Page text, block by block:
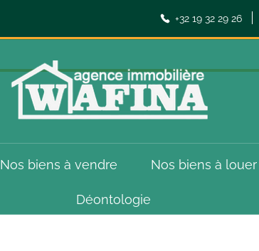
+32 19 32 29 26
Nos biens à vendre Nos biens à louer
Déontologie